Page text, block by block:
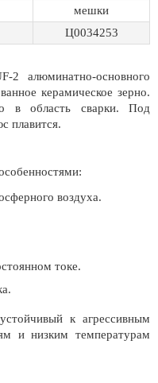
мешки
Ц0034253
2 алюминатно-основного
керамическое зерно.
в область сварки. Под
плавится.
воздуха.
токе.
к агрессивным
и низким температурам